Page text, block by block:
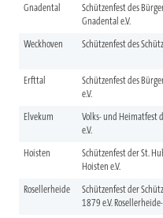
Gnadental
Schützenfest des
Gnadental e.V.
Weckhoven
Schützenfest des
Erfttal
Schützenfest des
e.V.
Elvekum
Volks- und Heimatfest
e.V.
Hoisten
Schützenfest der St.
Hoisten e.V.
Rosellerheide
Schützenfest der
1879 e.V.